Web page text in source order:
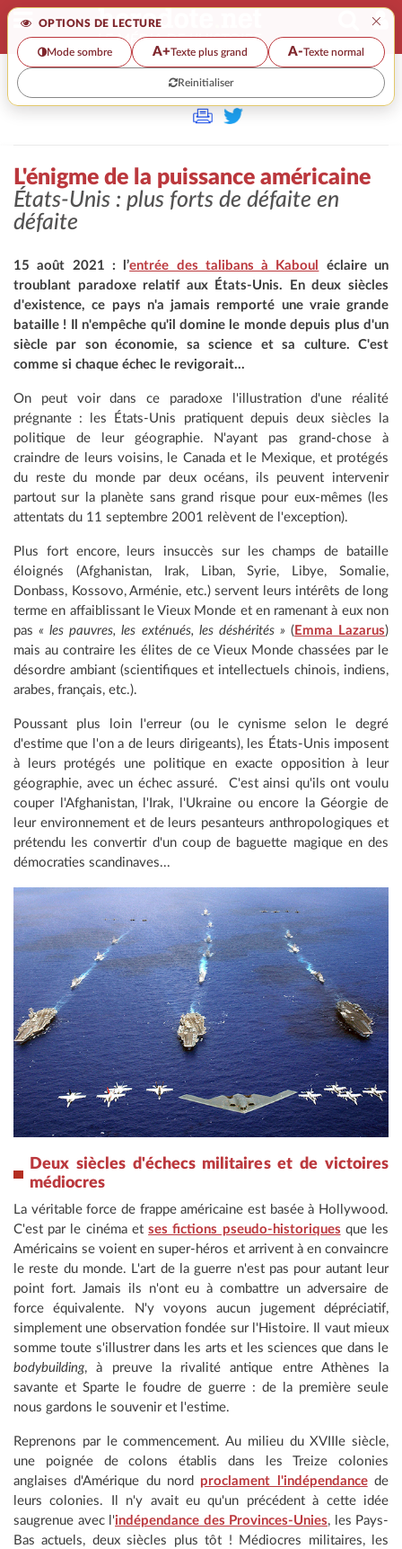
OPTIONS DE LECTURE ×
Mode sombre A+Texte plus grand A-Texte normal
Reinitialiser
>> L'ÉNIGME DE LA PUISSANCE AMÉRICAINE
L'énigme de la puissance américaine
États-Unis : plus forts de défaite en
défaite
15 août 2021 : l’entrée des talibans à Kaboul
éclaire un
troublant paradoxe relatif aux États-Unis. En deux siècles
d'existence, ce pays n'a jamais remporté une vraie grande
bataille ! Il n'empêche qu'il domine le monde depuis plus d'un
siècle par son économie, sa science et sa culture. C'est
comme si chaque échec le revigorait...
On peut voir dans ce paradoxe l'illustration d'une réalité
prégnante : les États-Unis pratiquent depuis deux siècles la
politique de leur géographie. N'ayant pas grand-chose à
craindre de leurs voisins, le Canada et le Mexique, et protégés
du reste du monde par deux océans, ils peuvent intervenir
partout sur la planète sans grand risque pour eux-mêmes (les
attentats du 11 septembre 2001 relèvent de l'exception).
Plus fort encore, leurs insuccès sur les champs de bataille
éloignés (Afghanistan, Irak, Liban, Syrie, Libye, Somalie,
Donbass, Kossovo, Arménie, etc.) servent leurs intérêts de long
terme en affaiblissant le Vieux Monde et en ramenant à eux non
pas« les pauvres, les exténués, les déshérités » ( Emma Lazarus)
mais au contraire les élites de ce Vieux Monde chassées par le
désordre ambiant (scientifiques et intellectuels chinois, indiens,
arabes, français, etc.).
Poussant plus loin l'erreur (ou le cynisme selon le degré
d'estime que l'on a de leurs dirigeants), les États-Unis imposent
à leurs protégés une politique en exacte opposition à leur
géographie, avec un échec assuré. C'est ainsi qu'ils ont voulu
couper l'Afghanistan, l'Irak, l'Ukraine ou encore la Géorgie de
leur environnement et de leurs pesanteurs anthropologiques et
prétendu les convertir d'un coup de baguette magique en des
démocraties scandinaves...
Deux siècles d'échecs militaires et de victoires
médiocres
La véritable force de frappe américaine est basée à Hollywood.
C'est par le cinéma etses fictions pseudo-historiques que les
Américains se voient en super-héros et arrivent à en convaincre
le reste du monde. L'art de la guerre n'est pas pour autant leur
point fort. Jamais ils n'ont eu à combattre un adversaire de
force équivalente. N'y voyons aucun jugement dépréciatif,
simplement une observation fondée sur l'Histoire. Il vaut mieux
somme toute s'illustrer dans les arts et les sciences que dans le
bodybuilding, à preuve la rivalité antique entre Athènes la
savante et Sparte le foudre de guerre : de la première seule
nous gardons le souvenir et l'estime.
Reprenons par le commencement. Au milieu du XVIIIe siècle,
une poignée de colons établis dans les Treize colonies
anglaises d'Amérique du nord proclament l'indépendancede
leurs colonies. Il n'y avait eu qu'un précédent à cette idée
saugrenue avec l'indépendance des Provinces-Unies, les Pays-
Bas actuels, deux siècles plus tôt ! Médiocres militaires, les